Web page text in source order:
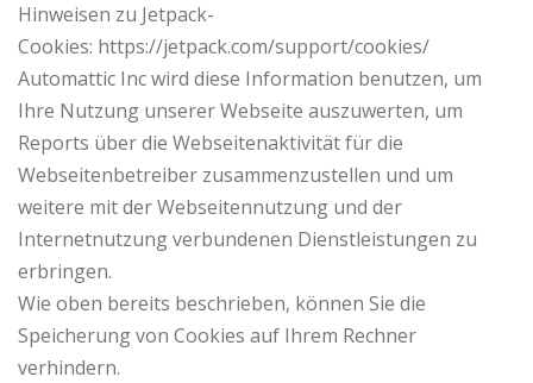
Hinweisen zu Jetpack-
Cookies: https://jetpack.com/support/cookies/
Automattic Inc wird diese Information benutzen, um
Ihre Nutzung unserer Webseite auszuwerten, um
Reports über die Webseitenaktivität für die
Webseitenbetreiber zusammenzustellen und um
weitere mit der Webseitennutzung und der
Internetnutzung verbundenen Dienstleistungen zu
erbringen.
Wie oben bereits beschrieben, können Sie die
Speicherung von Cookies auf Ihrem Rechner
verhindern.